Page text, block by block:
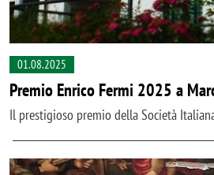
01.08.2025
Premio Enrico Fermi 2025 a
Il prestigioso premio della Società